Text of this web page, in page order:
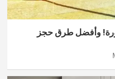
وأفضل طرق حجز